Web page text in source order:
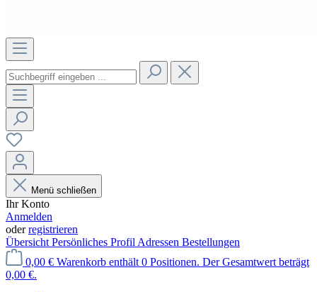
Menü schließen
Ihr Konto
Anmelden
oderregistrieren
Übersicht Persönliches Profil Adressen Bestellungen
0,00 € Warenkorb enthält 0 Positionen. Der Gesamtwert beträgt
0,00 €.